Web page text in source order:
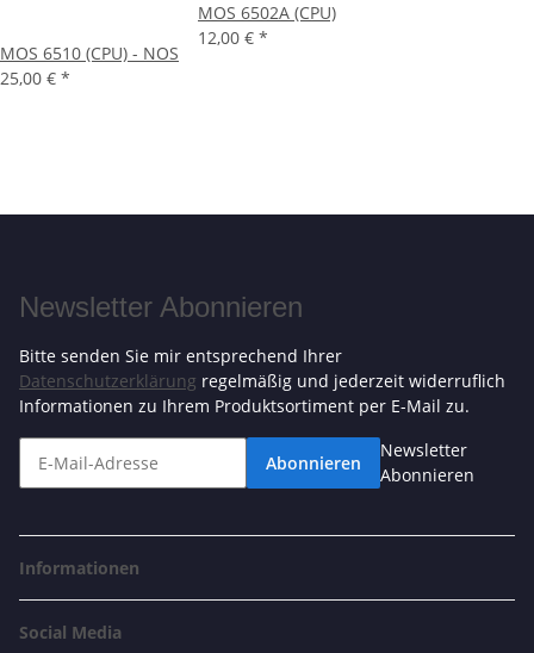
MOS 6510 (CPU) - NOS
25,00 € *
MOS 6502A (CPU)
12,00 € *
Newsletter Abonnieren
Bitte senden Sie mir entsprechend Ihrer
Datenschutzerklärung regelmäßig und jederzeit widerruflich
Informationen zu Ihrem Produktsortiment per E-Mail zu.
Abonnieren
Newsletter
Abonnieren
Informationen
Social Media